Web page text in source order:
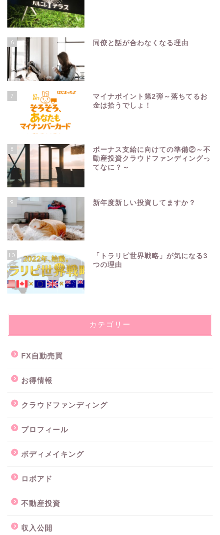
6 同僚と話が合わなくなる理由
7
マイナポイント第2弾～落ちてるお
金は拾うでしょ！
8
ボーナス支給に向けての準備②～不
動産投資クラウドファンディングっ
てなに？～
9 新年度新しい投資してますか？
10
「トラリピ世界戦略」が気になる3
つの理由
カテゴリー
FX自動売買
お得情報
クラウドファンディング
プロフィール
ボディメイキング
ロボアド
不動産投資
収入公開